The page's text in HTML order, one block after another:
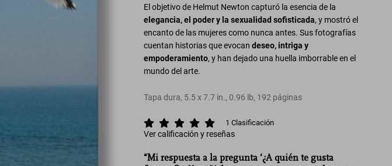
El objetivo de Helmut Newton capturó la esencia de la
elegancia, el poder y la sexualidad sofisticada, y mostró el
encanto de las mujeres como nunca antes. Sus fotografías
cuentan historias que evocandeseo, intriga y
empoderamiento, y han dejado una huella imborrable en el
mundo del arte.
Tapa dura, 5.5x7.7 in., 0.96 lb, 192 páginas
1 Clasificación
Ver calificación y reseñas
“Mi respuesta a la pregunta ‘¿A quién te gusta